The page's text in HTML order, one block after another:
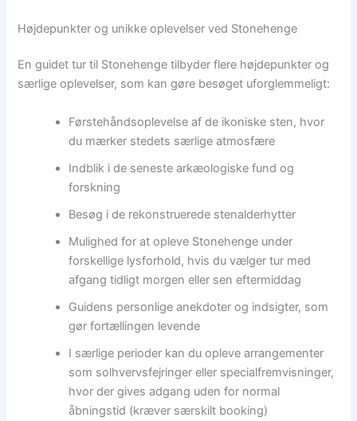
Højdepunkter og unikke oplevelser ved Stonehenge
En guidet tur til Stonehenge tilbyder flere højdepunkter og
særlige oplevelser, som kan gøre besøget uforglemmeligt:
Førstehåndsoplevelse af de ikoniske sten, hvor
du mærker stedets særlige atmosfære
Indblik i de seneste arkæologiske fund og
forskning
Besøg i de rekonstruerede stenalderhytter
Mulighed for at opleve Stonehenge under
forskellige lysforhold, hvis du vælger tur med
afgang tidligt morgen eller sen eftermiddag
Guidens personlige anekdoter og indsigter, som
gør fortællingen levende
I særlige perioder kan du opleve arrangementer
som solhvervsfejringer eller specialfremvisninger,
hvor der gives adgang uden for normal
åbningstid (kræver særskilt booking)